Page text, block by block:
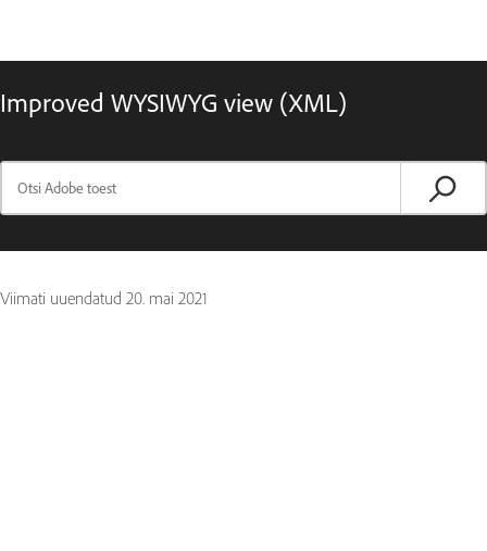
Improved WYSIWYG view (XML)
Viimati uuendatud 20. mai 2021